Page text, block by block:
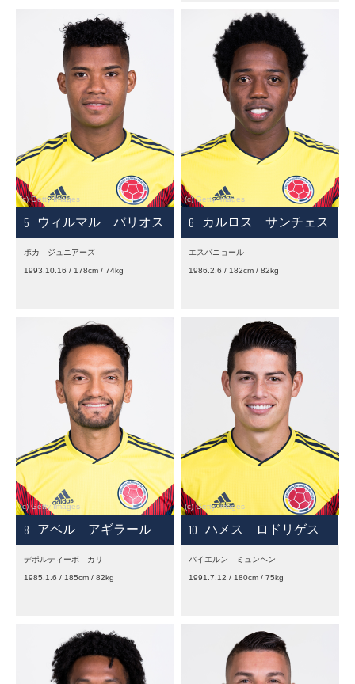
5 ウィルマル バリオス
ボカ ジュニアーズ
1993.10.16 / 178cm / 74kg
6 カルロス サンチェス
エスパニョール
1986.2.6 / 182cm / 82kg
8 アベル アギラール
デポルティーボ カリ
1985.1.6 / 185cm / 82kg
10 ハメス ロドリゲス
バイエルン ミュンヘン
1991.7.12 / 180cm / 75kg